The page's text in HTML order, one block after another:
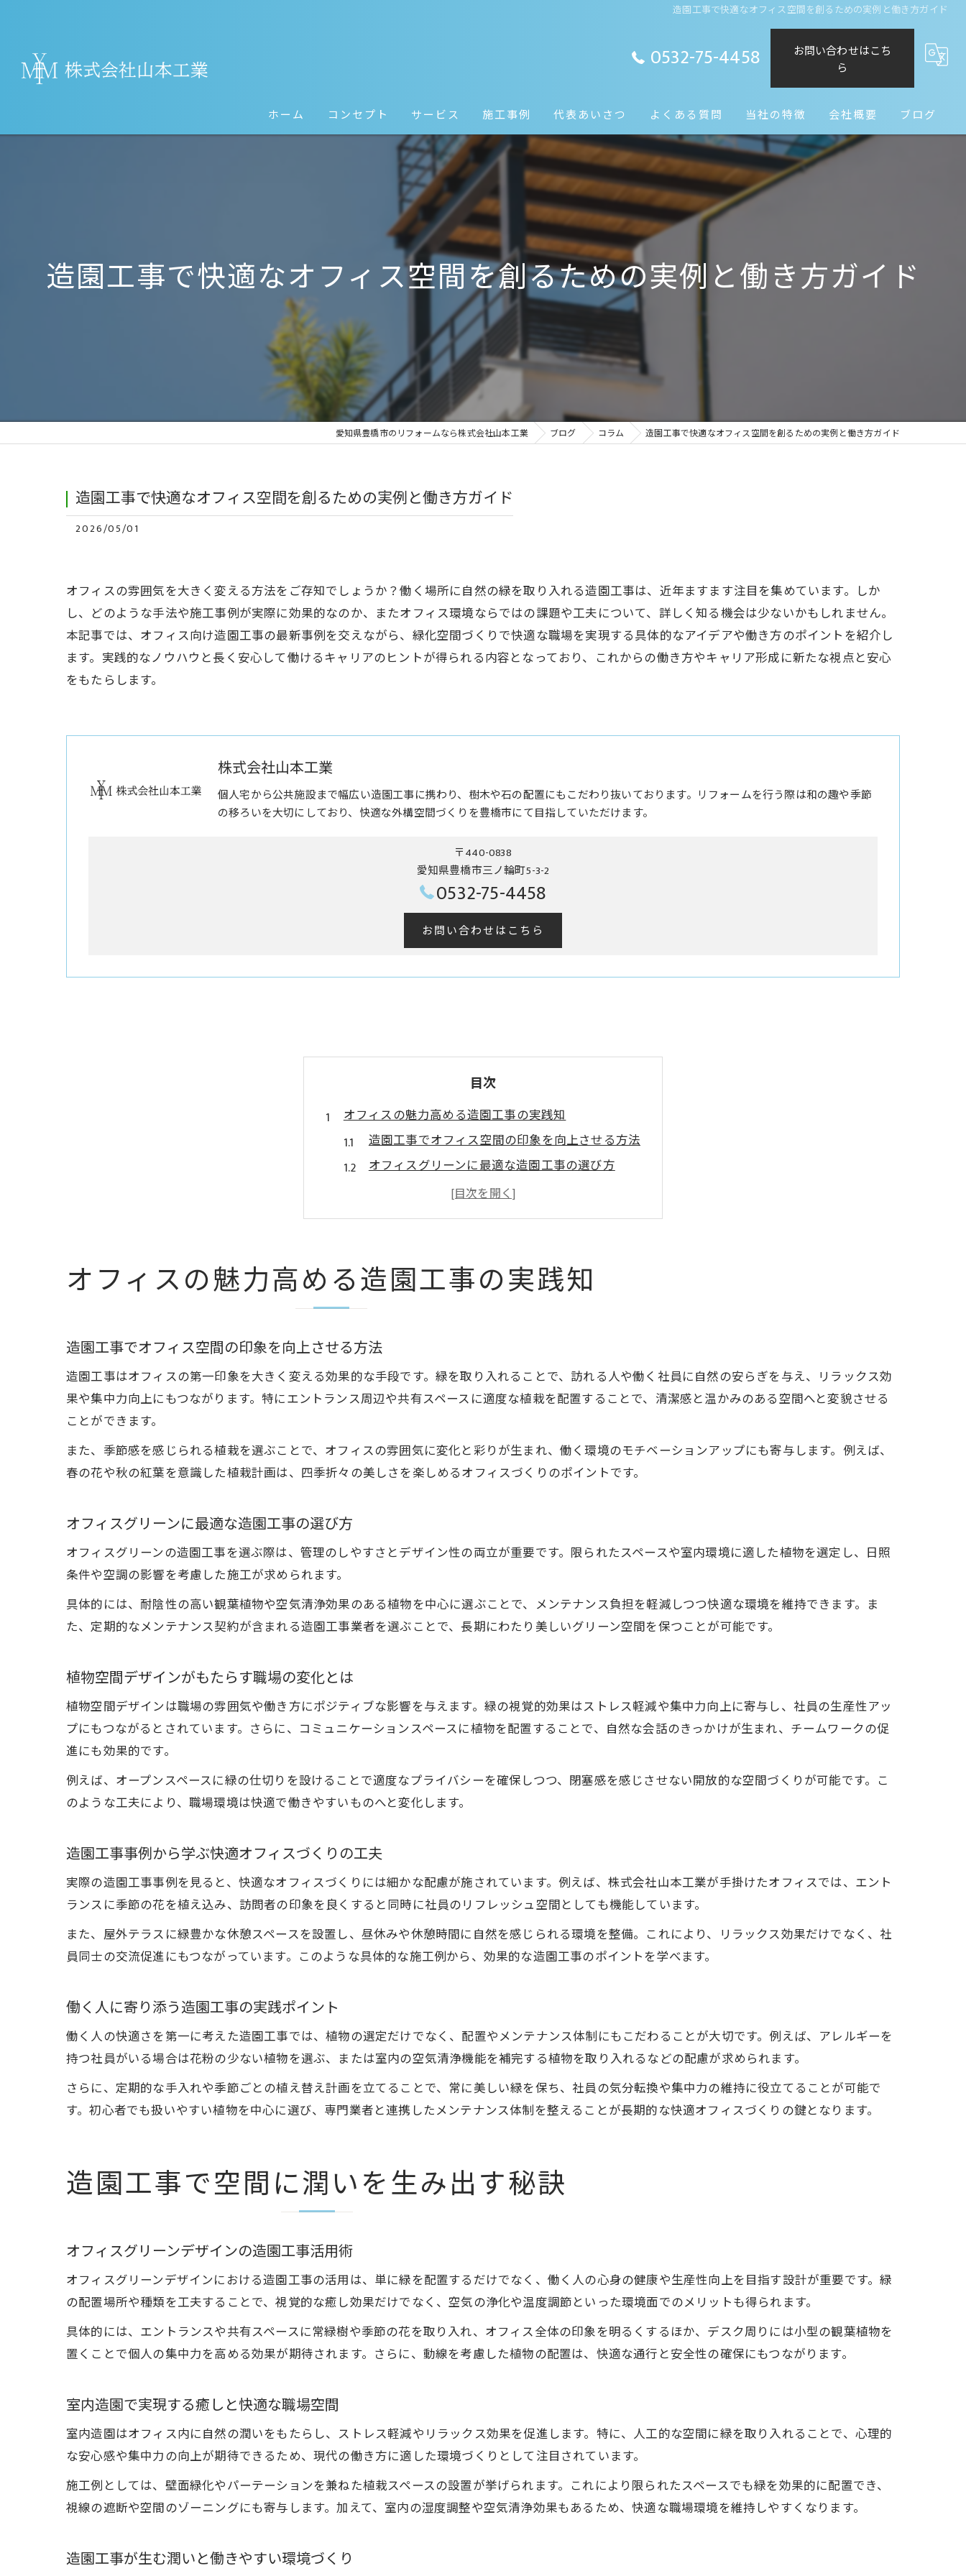
造園工事で快適なオフィス空間を創るための実例と働き方ガイド
0532-75-4458
お問い合わせはこち
ら
ホーム コンセプト サービス 施工事例 代表あいさつ よくある質問 当社の特徴
造園
水回り
外構工事
会社概要 ブログ
造園工事で快適なオフィス空間を創るための実例と働き方ガイド
愛知県豊橋市のリフォームなら株式会社山本工業 ブログ コラム 造園工事で快適なオフィス空間を創るための実例と働き方ガイド
造園工事で快適なオフィス空間を創るための実例と働き方ガイド
2026/05/01
オフィスの雰囲気を大きく変える方法をご存知でしょうか？働く場所に自然の緑を取り入れる造園工事は、近年ますます注目を集めています。しか
し、どのような手法や施工事例が実際に効果的なのか、またオフィス環境ならではの課題や工夫について、詳しく知る機会は少ないかもしれません。
本記事では、オフィス向け造園工事の最新事例を交えながら、緑化空間づくりで快適な職場を実現する具体的なアイデアや働き方のポイントを紹介し
ます。実践的なノウハウと長く安心して働けるキャリアのヒントが得られる内容となっており、これからの働き方やキャリア形成に新たな視点と安心
をもたらします。
株式会社山本工業
個人宅から公共施設まで幅広い造園工事に携わり、樹木や石の配置にもこだわり抜いております。リフォームを行う際は和の趣や季節
の移ろいを大切にしており、快適な外構空間づくりを豊橋市にて目指していただけます。
〒440-0838
愛知県豊橋市三ノ輪町5-3-2
0532-75-4458
お問い合わせはこちら
目次
オフィスの魅力高める造園工事の実践知
造園工事でオフィス空間の印象を向上させる方法
オフィスグリーンに最適な造園工事の選び方
植物空間デザインがもたらす職場の変化とは
造園工事事例から学ぶ快適オフィスづくりの工夫
造園工事で空間に潤いを生み出す秘訣
オフィスグリーンデザインの造園工事活用術
造園工事が生む潤いと働きやすい環境づくり
植物空間デザイン会社の施工事例に学ぶ秘訣
オフィスビル植栽における造園工事の工夫点
造園工事が職場環境に与える好影響を解説
働きやすさを高めるオフィス造園工事の工夫
造園工事と植物デザイン仕事の重要な関係性
室内造園工事で実感する心身への好影響
植物空間デザインが集中力を高める理由
植物空間デザインが叶える快適オフィス
オフィスグリーンデザインの魅力と導入手法
植物デザイン仕事が働きやすさに与える影響
造園工事で叶える健康的な職場づくりの提案
造園工事事例で知るオフィス空間活用法
植物空間デザインが生む多様な働き方の提案
オフィスの魅力高める造園工事の実践知
造園工事でオフィス空間の印象を向上させる方法
造園工事はオフィスの第一印象を大きく変える効果的な手段です。緑を取り入れることで、訪れる人や働く社員に自然の安らぎを与え、リラックス効
果や集中力向上にもつながります。特にエントランス周辺や共有スペースに適度な植栽を配置することで、清潔感と温かみのある空間へと変貌させる
ことができます。
また、季節感を感じられる植栽を選ぶことで、オフィスの雰囲気に変化と彩りが生まれ、働く環境のモチベーションアップにも寄与します。例えば、
春の花や秋の紅葉を意識した植栽計画は、四季折々の美しさを楽しめるオフィスづくりのポイントです。
オフィスグリーンに最適な造園工事の選び方
オフィスグリーンの造園工事を選ぶ際は、管理のしやすさとデザイン性の両立が重要です。限られたスペースや室内環境に適した植物を選定し、日照
条件や空調の影響を考慮した施工が求められます。
具体的には、耐陰性の高い観葉植物や空気清浄効果のある植物を中心に選ぶことで、メンテナンス負担を軽減しつつ快適な環境を維持できます。ま
た、定期的なメンテナンス契約が含まれる造園工事業者を選ぶことで、長期にわたり美しいグリーン空間を保つことが可能です。
植物空間デザインがもたらす職場の変化とは
植物空間デザインは職場の雰囲気や働き方にポジティブな影響を与えます。緑の視覚的効果はストレス軽減や集中力向上に寄与し、社員の生産性アッ
プにもつながるとされています。さらに、コミュニケーションスペースに植物を配置することで、自然な会話のきっかけが生まれ、チームワークの促
進にも効果的です。
例えば、オープンスペースに緑の仕切りを設けることで適度なプライバシーを確保しつつ、閉塞感を感じさせない開放的な空間づくりが可能です。こ
のような工夫により、職場環境は快適で働きやすいものへと変化します。
造園工事事例から学ぶ快適オフィスづくりの工夫
実際の造園工事事例を見ると、快適なオフィスづくりには細かな配慮が施されています。例えば、株式会社山本工業が手掛けたオフィスでは、エント
ランスに季節の花を植え込み、訪問者の印象を良くすると同時に社員のリフレッシュ空間としても機能しています。
また、屋外テラスに緑豊かな休憩スペースを設置し、昼休みや休憩時間に自然を感じられる環境を整備。これにより、リラックス効果だけでなく、社
員同士の交流促進にもつながっています。このような具体的な施工例から、効果的な造園工事のポイントを学べます。
働く人に寄り添う造園工事の実践ポイント
働く人の快適さを第一に考えた造園工事では、植物の選定だけでなく、配置やメンテナンス体制にもこだわることが大切です。例えば、アレルギーを
持つ社員がいる場合は花粉の少ない植物を選ぶ、または室内の空気清浄機能を補完する植物を取り入れるなどの配慮が求められます。
さらに、定期的な手入れや季節ごとの植え替え計画を立てることで、常に美しい緑を保ち、社員の気分転換や集中力の維持に役立てることが可能で
す。初心者でも扱いやすい植物を中心に選び、専門業者と連携したメンテナンス体制を整えることが長期的な快適オフィスづくりの鍵となります。
造園工事で空間に潤いを生み出す秘訣
オフィスグリーンデザインの造園工事活用術
オフィスグリーンデザインにおける造園工事の活用は、単に緑を配置するだけでなく、働く人の心身の健康や生産性向上を目指す設計が重要です。緑
の配置場所や種類を工夫することで、視覚的な癒し効果だけでなく、空気の浄化や温度調節といった環境面でのメリットも得られます。
具体的には、エントランスや共有スペースに常緑樹や季節の花を取り入れ、オフィス全体の印象を明るくするほか、デスク周りには小型の観葉植物を
置くことで個人の集中力を高める効果が期待されます。さらに、動線を考慮した植物の配置は、快適な通行と安全性の確保にもつながります。
室内造園で実現する癒しと快適な職場空間
室内造園はオフィス内に自然の潤いをもたらし、ストレス軽減やリラックス効果を促進します。特に、人工的な空間に緑を取り入れることで、心理的
な安心感や集中力の向上が期待できるため、現代の働き方に適した環境づくりとして注目されています。
施工例としては、壁面緑化やパーテーションを兼ねた植栽スペースの設置が挙げられます。これにより限られたスペースでも緑を効果的に配置でき、
視線の遮断や空間のゾーニングにも寄与します。加えて、室内の湿度調整や空気清浄効果もあるため、快適な職場環境を維持しやすくなります。
造園工事が生む潤いと働きやすい環境づくり
ご相談はこちら
ご相談はこちら